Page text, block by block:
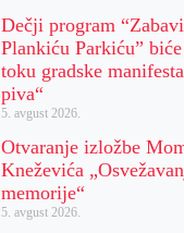
Dečji program
Plankiću Parkiću”
toku gradske
piva“
5. avgust 2026.
Otvaranje izložbe
Kneževića
memorije“
5. avgust 2026.